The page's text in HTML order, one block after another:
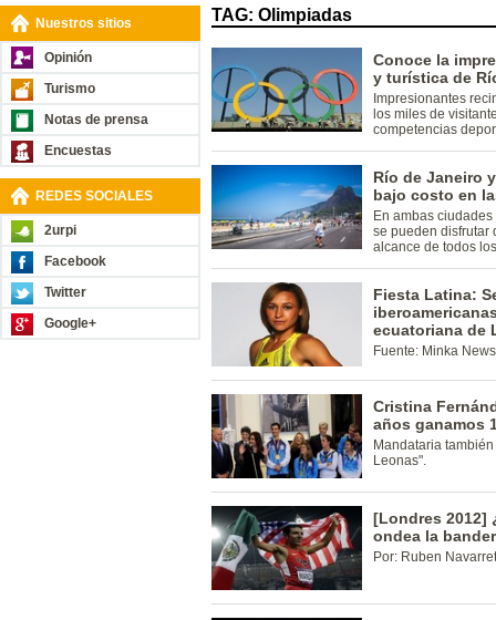
Nuestros sitios
Opinión
Turismo
Notas de prensa
Encuestas
REDES SOCIALES
2urpi
Facebook
Twitter
Google+
TAG: Olimpiadas
Conoce la
y turística de
Impresionantes
los miles de
competencias
Río de Janeiro
bajo costo en
En ambas
se pueden disfrutar
alcance de todos
Fiesta Latina:
ecuatoriana de
Fuente: Minka News
Cristina
años ganamos
Mandataria
Leonas".
[Londres 2012]
ondea la
Por: Ruben